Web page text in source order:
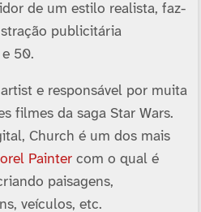
de um estilo realista, faz-
publicitária
50.
e responsável por muita
filmes da saga Star Wars.
Church é um dos mais
Paintercom o qual é
paisagens,
veí­culos, etc.